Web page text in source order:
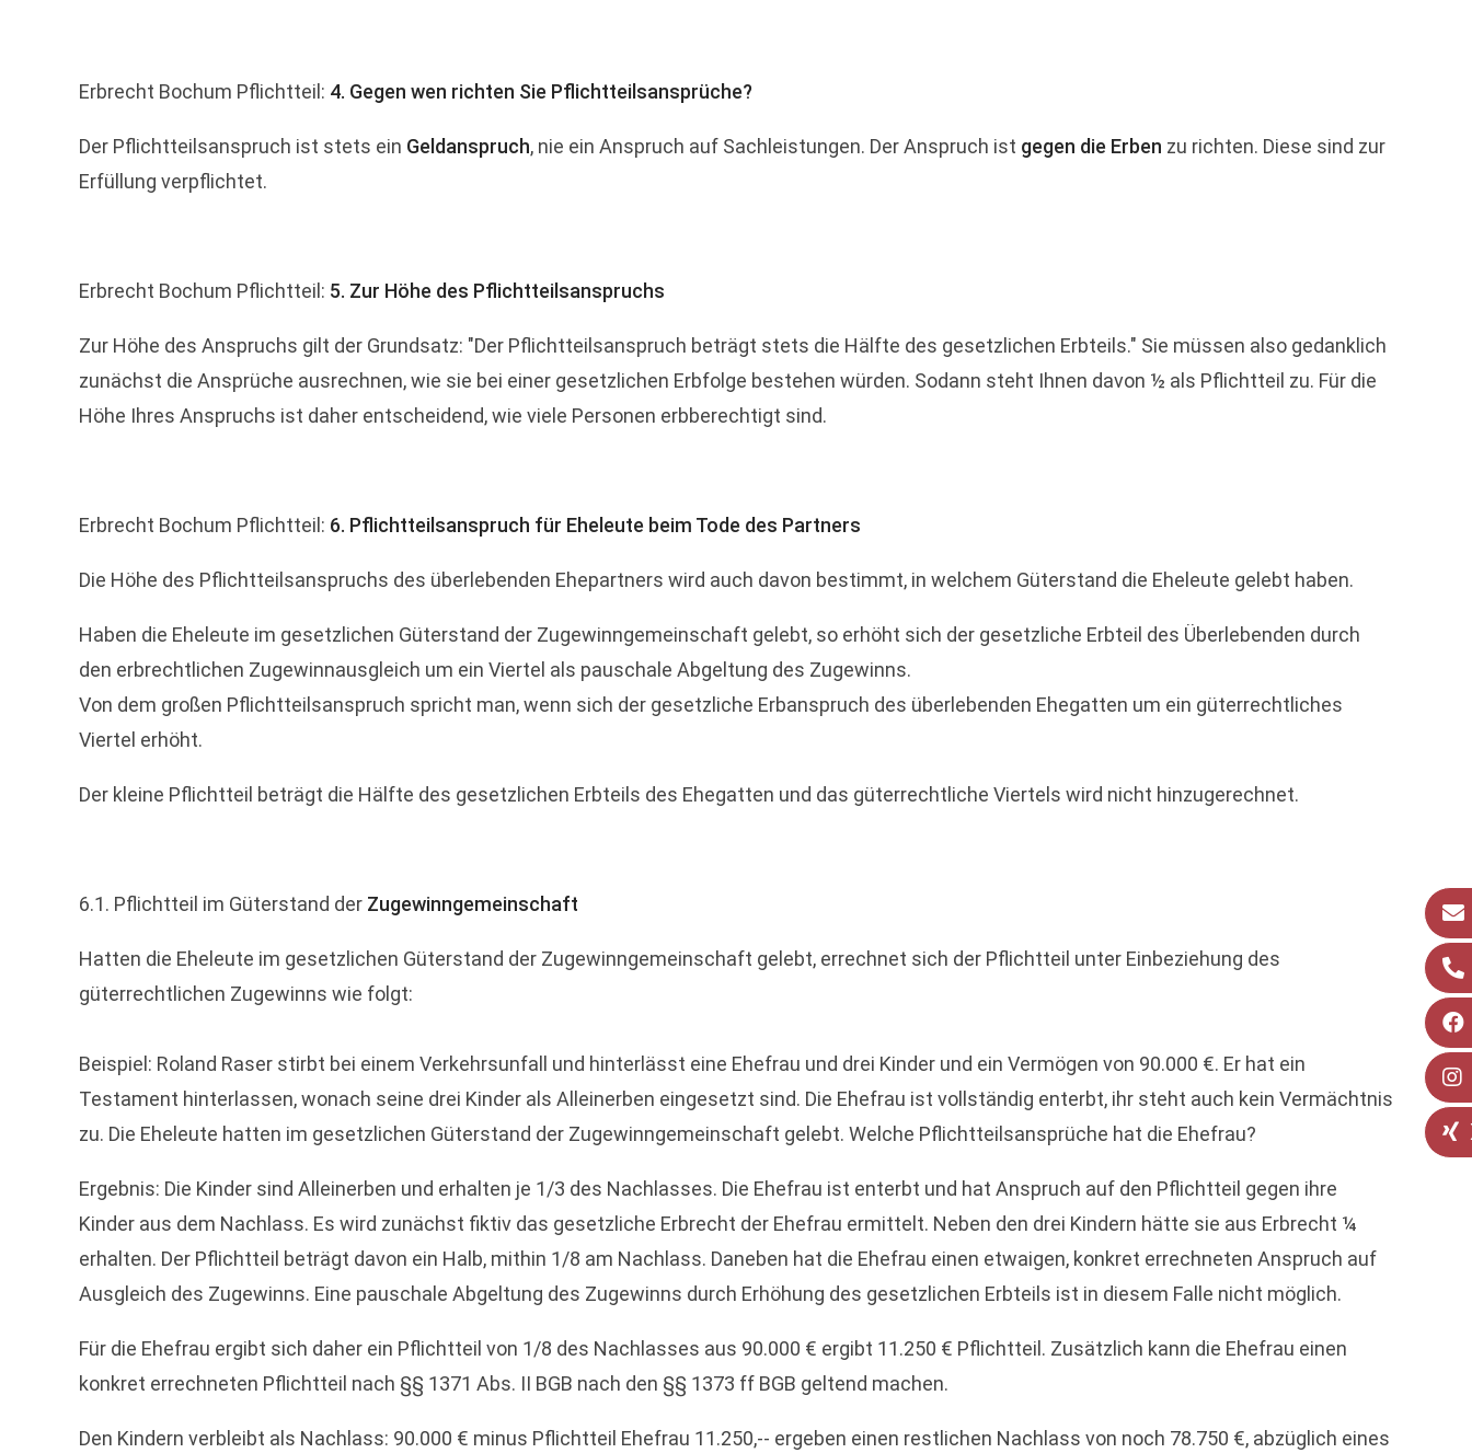
Erbrecht Bochum Pflichtteil: 4. Gegen wen richten Sie Pflichtteilsansprüche?
Der Pflichtteilsanspruch ist stets ein Geldanspruch, nie ein Anspruch auf Sachleistungen. Der Anspruch ist gegen die Erben zu richten. Diese sind zur
Erfüllung verpflichtet.
Erbrecht Bochum Pflichtteil: 5. Zur Höhe des Pflichtteilsanspruchs
Zur Höhe des Anspruchs gilt der Grundsatz: "Der Pflichtteilsanspruch beträgt stets die Hälfte des gesetzlichen Erbteils." Sie müssen also gedanklich
zunächst die Ansprüche ausrechnen, wie sie bei einer gesetzlichen Erbfolge bestehen würden. Sodann steht Ihnen davon ½ als Pflichtteil zu. Für die
Höhe Ihres Anspruchs ist daher entscheidend, wie viele Personen erbberechtigt sind.
Erbrecht Bochum Pflichtteil: 6. Pflichtteilsanspruch für Eheleute beim Tode des Partners
Die Höhe des Pflichtteilsanspruchs des überlebenden Ehepartners wird auch davon bestimmt, in welchem Güterstand die Eheleute gelebt haben.
Haben die Eheleute im gesetzlichen Güterstand der Zugewinngemeinschaft gelebt, so erhöht sich der gesetzliche Erbteil des Überlebenden durch
den erbrechtlichen Zugewinnausgleich um ein Viertel als pauschale Abgeltung des Zugewinns.
Von dem großen Pflichtteilsanspruch spricht man, wenn sich der gesetzliche Erbanspruch des überlebenden Ehegatten um ein güterrechtliches
Viertel erhöht.
Der kleine Pflichtteil beträgt die Hälfte des gesetzlichen Erbteils des Ehegatten und das güterrechtliche Viertels wird nicht hinzugerechnet.
6.1. Pflichtteil im Güterstand der Zugewinngemeinschaft
Hatten die Eheleute im gesetzlichen Güterstand der Zugewinngemeinschaft gelebt, errechnet sich der Pflichtteil unter Einbeziehung des
güterrechtlichen Zugewinns wie folgt:
Beispiel: Roland Raser stirbt bei einem Verkehrsunfall und hinterlässt eine Ehefrau und drei Kinder und ein Vermögen von 90.000 €. Er hat ein
Testament hinterlassen, wonach seine drei Kinder als Alleinerben eingesetzt sind. Die Ehefrau ist vollständig enterbt, ihr steht auch kein Vermächtnis
zu. Die Eheleute hatten im gesetzlichen Güterstand der Zugewinngemeinschaft gelebt. Welche Pflichtteilsansprüche hat die Ehefrau?
Ergebnis: Die Kinder sind Alleinerben und erhalten je 1/3 des Nachlasses. Die Ehefrau ist enterbt und hat Anspruch auf den Pflichtteil gegen ihre
Kinder aus dem Nachlass. Es wird zunächst fiktiv das gesetzliche Erbrecht der Ehefrau ermittelt. Neben den drei Kindern hätte sie aus Erbrecht ¼
erhalten. Der Pflichtteil beträgt davon ein Halb, mithin 1/8 am Nachlass. Daneben hat die Ehefrau einen etwaigen, konkret errechneten Anspruch auf
Ausgleich des Zugewinns. Eine pauschale Abgeltung des Zugewinns durch Erhöhung des gesetzlichen Erbteils ist in diesem Falle nicht möglich.
Für die Ehefrau ergibt sich daher ein Pflichtteil von 1/8 des Nachlasses aus 90.000 € ergibt 11.250 € Pflichtteil. Zusätzlich kann die Ehefrau einen
konkret errechneten Pflichtteil nach §§ 1371 Abs. II BGB nach den §§ 1373 ff BGB geltend machen.
Den Kindern verbleibt als Nachlass: 90.000 € minus Pflichtteil Ehefrau 11.250,-- ergeben einen restlichen Nachlass von noch 78.750 €, abzüglich eines